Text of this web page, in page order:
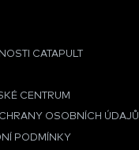
CATAPULT
CENTRUM
OSOBNÍCH ÚDAJŮ
PODMÍNKY